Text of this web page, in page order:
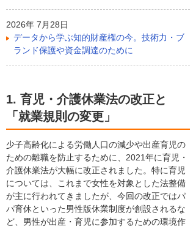
2026年 7月28日
データから学ぶ知的財産権の今。技術力・ブ
ランド保護や資金調達のために
1. 育児・介護休業法の改正と
「就業規則の変更」
少子高齢化による労働人口の減少や出産育児の
ための離職を防止するために、2021年に育児・
介護休業法が大幅に改正されました。特に育児
については、これまで女性を対象とした法整備
が主に行われてきましたが、今回の改正ではパ
パ育休といった男性版休業制度が創設されるな
ど、男性が出産・育児に参加するための環境作